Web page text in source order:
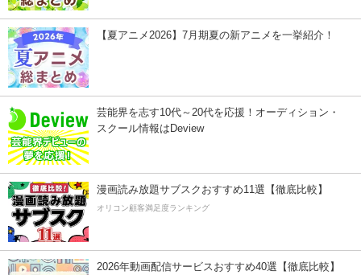
【夏アニメ2026】7月期夏の新アニメを一挙紹介！
芸能界を志す10代～20代を応援！オーディション・
スクール情報はDeview
漫画読み放題サブスクおすすめ11選【徹底比較】
オリコン顧客満足度ランキング
2026年動画配信サービスおすすめ40選【徹底比較】